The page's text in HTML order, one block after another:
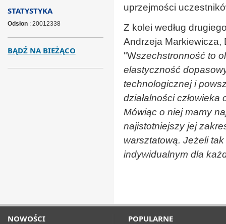
uprzejmości
Z kolei według
Andrzeja Markiewicza,
"Wszechstronność to
elastyczność
technologicznej i
działalności
Mówiąc o niej mamy
najistotniejszy jej
warsztatową. Jeżeli
indywidualnym dla
STATYSTYKA
Odsłon: 20012338
BĄDŹ NA BIEŻĄCO
NOWOŚCI POPULARNE